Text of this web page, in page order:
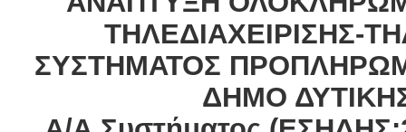
ΤΗΛΕΔΙΑΧΕΙΡΙΣΗΣ-
ΣΥΣΤΗΜΑΤΟΣ
ΔΗΜΟ